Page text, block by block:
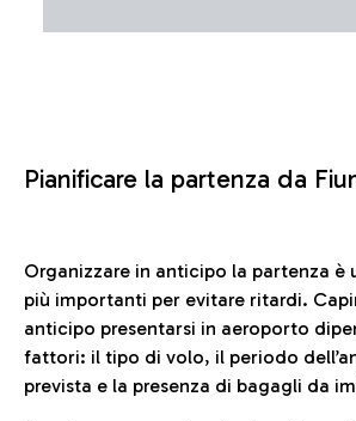
Pianificare la partenza da
Organizzare in anticipo la partenza è
più importanti per evitare ritardi.
anticipo presentarsi in aeroporto
fattori: il tipo di volo, il periodo
prevista e la presenza di bagagli da